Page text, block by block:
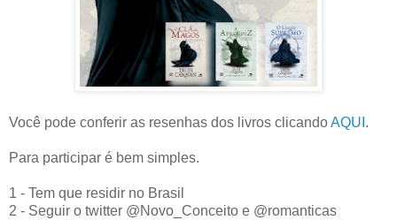
Você pode conferir as resenhas dos livros clicandoAQUI .
Para participar é bem simples.
1 - Tem que residir no Brasil
2 - Seguir o twitter @Novo_Conceito e @romanticas